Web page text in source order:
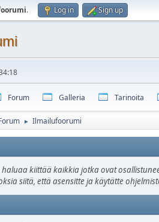
. Log in Sign up
Forum Galleria Tarinoita
► Ilmailufoorumi
haluaa kiittää kaikkia jotka ovat
siitä, että asensitte ja käytätte